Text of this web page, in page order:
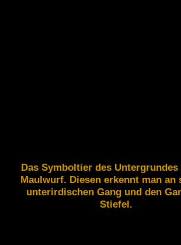
Das Symboltier des
Maulwurf. Diesen erkennt man an
unterirdischen Gang und den
Stiefel.